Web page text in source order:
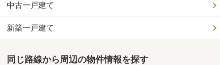
中古一戸建て
新築一戸建て
同じ路線から周辺の物件情報を探す